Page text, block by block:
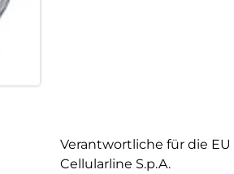
Verantwortliche für die EU
Cellularline S.p.A.